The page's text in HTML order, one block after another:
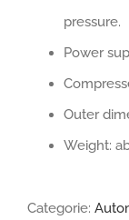
pressure.
Power
Outer
Weight:
Categorie: